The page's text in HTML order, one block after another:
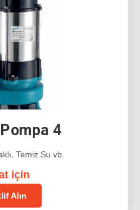
4
Temiz Su vb.
için
Alın